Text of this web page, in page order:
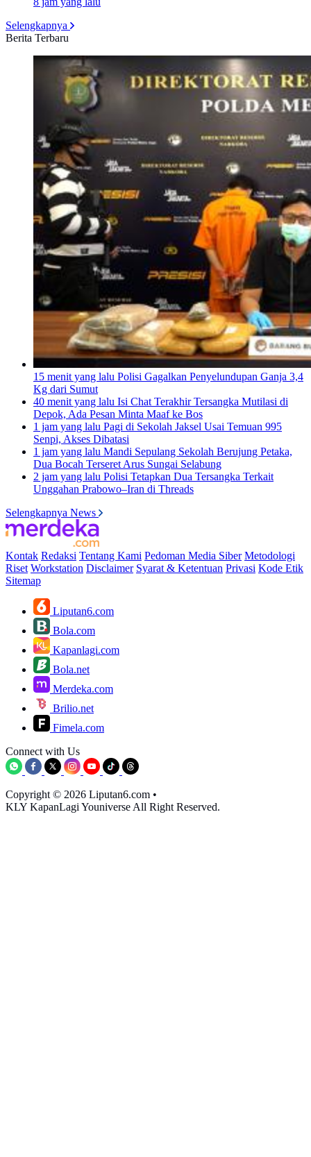
Selengkapnya
Berita Terbaru
15 menit yang lalu Polisi Gagalkan Penyelundupan Ganja 3,4
Kg dari Sumut
40 menit yang lalu Isi Chat Terakhir Tersangka Mutilasi di
Depok, Ada Pesan Minta Maaf ke Bos
1 jam yang lalu Pagi di Sekolah Jaksel Usai Temuan 995
Senpi, Akses Dibatasi
1 jam yang lalu Mandi Sepulang Sekolah Berujung Petaka,
Dua Bocah Terseret Arus Sungai Selabung
2 jam yang lalu Polisi Tetapkan Dua Tersangka Terkait
Unggahan Prabowo–Iran di Threads
Selengkapnya News
Kontak Redaksi Tentang Kami Pedoman Media Siber Metodologi
Riset Workstation Disclaimer Syarat & Ketentuan Privasi Kode Etik
Sitemap
Liputan6.com
Bola.com
Kapanlagi.com
Bola.net
Merdeka.com
Brilio.net
Fimela.com
Connect with Us
Copyright © 2026 Liputan6.com •
KLY KapanLagi Youniverse All Right Reserved.